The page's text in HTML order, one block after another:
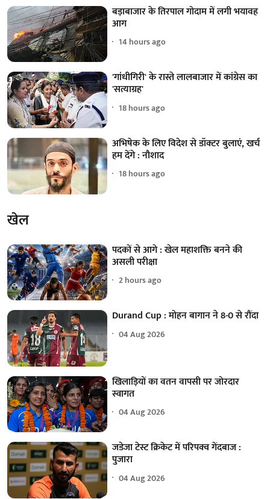
बड़ाबाजार के तिरपाल गोदाम में लगी भयावह
आग
14 hours ago
'गांधीगिरी' के रास्ते लालबाजार में कांग्रेस का
'सत्याग्रह'
18 hours ago
अभिषेक के लिए विदेश से डॉक्टर बुलाएं, खर्च
हम देंगे : नौशाद
18 hours ago
खेल
पदकों से आगे : खेल महाशक्ति बनने की
असली परीक्षा
2 hours ago
Durand Cup : मोहन बागान ने 8-0 से रौंदा
04 Aug 2026
खिलाड़ियों का वतन वापसी पर जोरदार
स्वागत
04 Aug 2026
जडेजा टेस्ट क्रिकेट में परिपक्व गेंदबाज :
पुजारा
04 Aug 2026